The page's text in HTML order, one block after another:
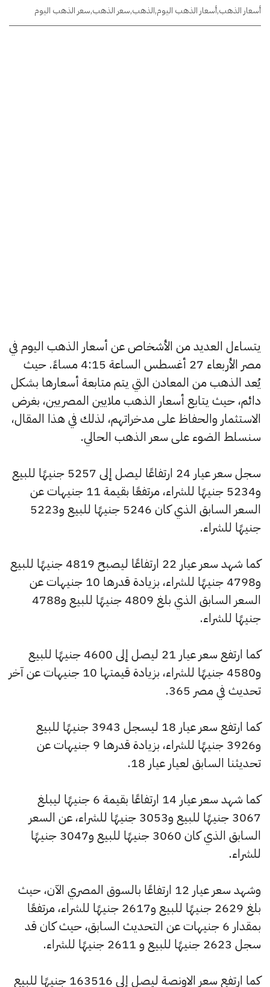
أسعار الذهب,أسعار الذهب اليوم,الذهب,سعر الذهب,سعر الذهب اليوم
يتساءل العديد من الأشخاص عن أسعار الذهب اليوم في
مصر الأربعاء 27 أغسطس الساعة 4:15 مساءً. حيث
يُعد الذهب من المعادن التي يتم متابعة أسعارها بشكل
دائم، حيث يتابع أسعار الذهب ملايين المصريين، بغرض
الاستثمار والحفاظ على مدخراتهم، لذلك في هذا المقال،
سنسلط الضوء على سعر الذهب الحالي.
سجل سعر عيار 24 ارتفاعًا ليصل إلى 5257 جنيهًا للبيع
و5234 جنيهًا للشراء، مرتفعًا بقيمة 11 جنيهات عن
السعر السابق الذي كان 5246 جنيهًا للبيع و5223
جنيهًا للشراء.
كما شهد سعر عيار 22 ارتفاعًا ليصبح 4819 جنيهًا للبيع
و4798 جنيهًا للشراء، بزيادة قدرها 10 جنيهات عن
السعر السابق الذي بلغ 4809 جنيهًا للبيع و4788
جنيهًا للشراء.
كما ارتفع سعر عيار 21 ليصل إلى 4600 جنيهًا للبيع
و4580 جنيهًا للشراء، بزيادة قيمتها 10 جنيهات عن آخر
تحديث في مصر 365.
كما ارتفع سعر عيار 18 ليسجل 3943 جنيهًا للبيع
و3926 جنيهًا للشراء، بزيادة قدرها 9 جنيهات عن
تحديثنا السابق لعيار عيار 18.
كما شهد سعر عيار 14 ارتفاعًا بقيمة 6 جنيهًا ليبلغ
3067 جنيهًا للبيع و3053 جنيهًا للشراء، عن السعر
السابق الذي كان 3060 جنيهًا للبيع و3047 جنيهًا
للشراء.
وشهد سعر عيار 12 ارتفاعًا بالسوق المصري الآن، حيث
بلغ 2629 جنيهًا للبيع و2617 جنيهًا للشراء، مرتفعًا
بمقدار 6 جنيهات عن التحديث السابق، حيث كان قد
سجل 2623 جنيهًا للبيع و 2611 جنيهًا للشراء.
كما ارتفع سعر الاونصة ليصل إلى 163516 جنيهًا للبيع